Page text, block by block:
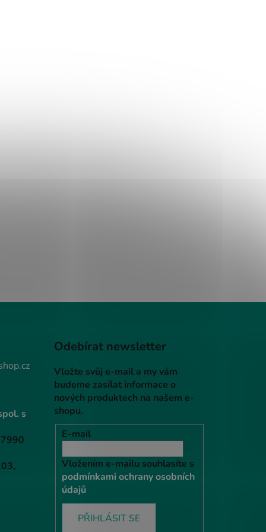
s
Odebírat newsletter
Vložte svůj e-mail a my vám
budeme zasílat informace o
nových produktech na našem e-
shopu.
E-mail
Vložením e-mailu souhlasíte s
podmínkami ochrany osobních
údajů
PŘIHLÁSIT SE